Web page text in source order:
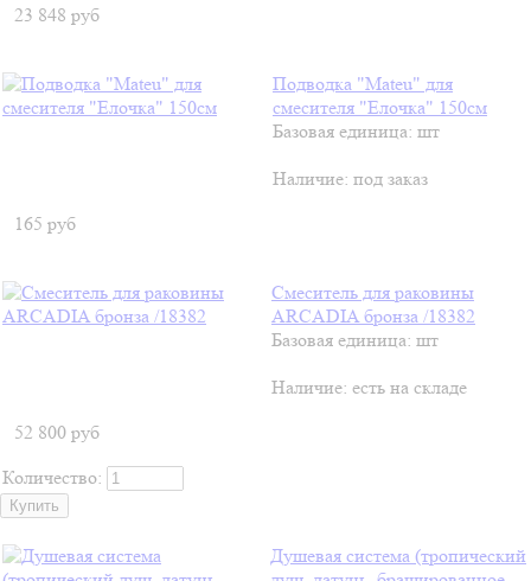
23 848 руб
Подводка "Mateu" для
смесителя "Елочка" 150см
Базовая единица: шт
Наличие: под заказ
165 руб
Смеситель для раковины
ARCADIA бронза /18382
Базовая единица: шт
Наличие: есть на складе
52 800 руб
Количество:
Душевая система (тропический